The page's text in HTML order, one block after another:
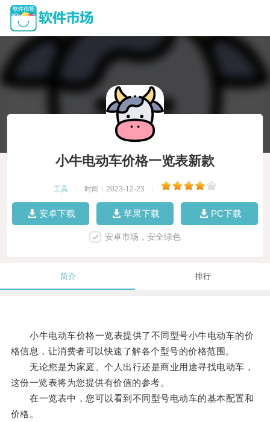
小牛电动车价格一览表新款
工具 时间：2023-12-23
安卓下载 苹果下载 PC下载
安卓市场，安全绿色
简介 排行
小牛电动车价格一览表提供了不同型号小牛电动车的价
格信息，让消费者可以快速了解各个型号的价格范围。
无论您是为家庭、个人出行还是商业用途寻找电动车，
这份一览表将为您提供有价值的参考。
在一览表中，您可以看到不同型号电动车的基本配置和
价格。